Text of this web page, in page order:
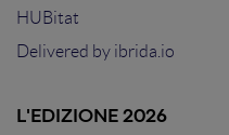
HUBitat
Delivered by ibrida.io
L'EDIZIONE 2026